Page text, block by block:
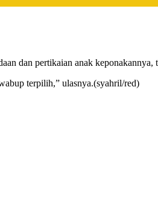
dan pertikaian anak keponakannya,
terpilih,” ulasnya.(syahril/red)